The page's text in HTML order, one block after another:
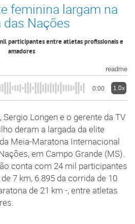
feminina largam na
das Nações
participantes entre atletas profissionais e
amadores
readme
0:00 1.0x
Longen e o gerente da TV
deram a largada da elite
Meia-Maratona Internacional
em Campo Grande (MS).
conta com 24 mil participantes
7 km, 6.895 da corrida de 10
de 21 km -, entre atletas